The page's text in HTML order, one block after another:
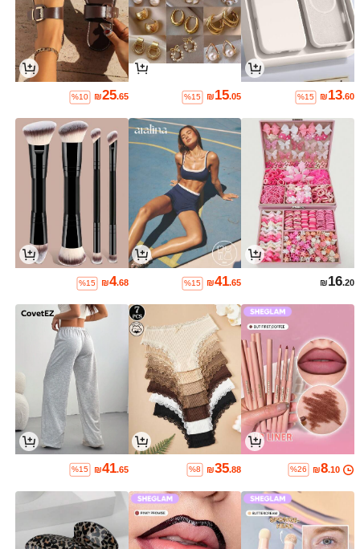
₪13.60
%15
₪15.05
%15
₪25.65
%10
₪16.20
₪41.65
%15
₪4.68
%15
₪8.10
%26
₪35.88
%8
₪41.65
%15